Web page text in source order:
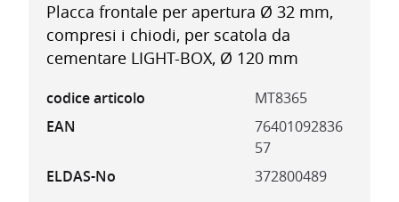
Placca frontale per apertura Ø 32 mm,
compresi i chiodi, per scatola da
cementare LIGHT-BOX, Ø 120 mm
codice articolo
MT8365
EAN
76401092836
57
ELDAS-No
372800489